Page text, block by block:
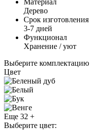
Дерево
Срок изготовления
3-7 дней
Функционал
Хранение / уют
Выберите комплектацию
Цвет
Еще 32 +
Выберите цвет: